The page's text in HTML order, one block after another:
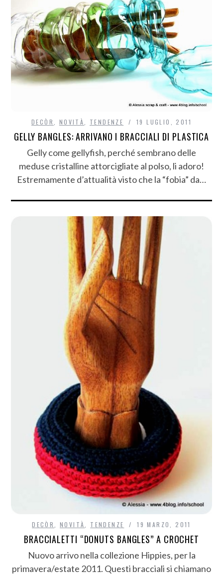
DECÒR NOVITÀ TENDENZE 19 LUGLIO, 2011
GELLY BANGLES: ARRIVANO I BRACCIALI DI PLASTICA
Gelly come gellyfish, perché sembrano delle
meduse cristalline attorcigliate al polso, li adoro!
Estremamente d’attualità visto che la “fobia” da…
DECÒR NOVITÀ TENDENZE 19 MARZO, 2011
BRACCIALETTI “DONUTS BANGLES” A CROCHET
Nuovo arrivo nella collezione Hippies, per la
primavera/estate 2011. Questi bracciali si chiamano